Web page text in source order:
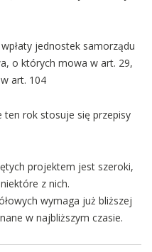
jednostek samorządu
o których mowa w art. 29,
art. 104
ten rok stosuje się przepisy
projektem jest szeroki,
z nich.
wymaga już bliższej
w najbliższym czasie.